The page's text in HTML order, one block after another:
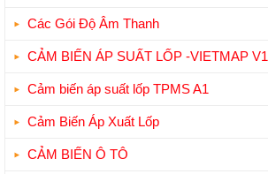
Các Gói Độ Âm Thanh
CẢM BIẾN ÁP SUẤT LỐP -VIETMAP V1
Cảm biến áp suất lốp TPMS A1
Cảm Biến Áp Xuất Lốp
CẢM BIẾN Ô TÔ